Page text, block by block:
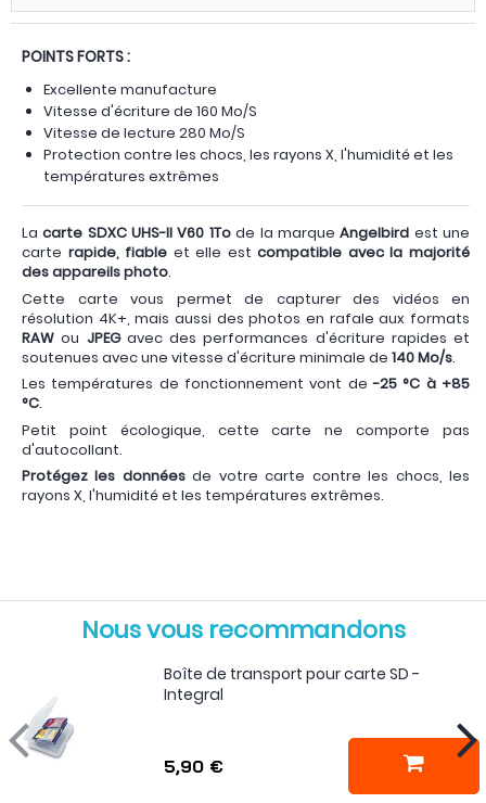
POINTS FORTS :
Excellente manufacture
Vitesse d'écriture de 160 Mo/S
Vitesse de lecture 280 Mo/S
Protection contre les chocs, les rayons X, l'humidité et les
températures extrêmes
La carte SDXC UHS-II V60 1Tode la marque Angelbird est une
carte rapide, fiable et elle estcompatible avec la majorité
des appareils photo.
Cette carte vous permet de capturer des vidéos en
résolution 4K+, mais aussi des photos en rafale aux formats
RAW ou JPEGavec des performances d'écriture rapides et
soutenues avec une vitesse d'écriture minimale de 140 Mo/s.
Les températures de fonctionnement vont de-25 °C à +85
°C.
Petit point écologique, cette carte ne comporte pas
d'autocollant.
Protégez les donnéesde votre carte contre les chocs, les
rayons X, l'humidité et les températures extrêmes.
Nous vous recommandons
Boîte de transport pour carte SD -
Integral
5,90 €